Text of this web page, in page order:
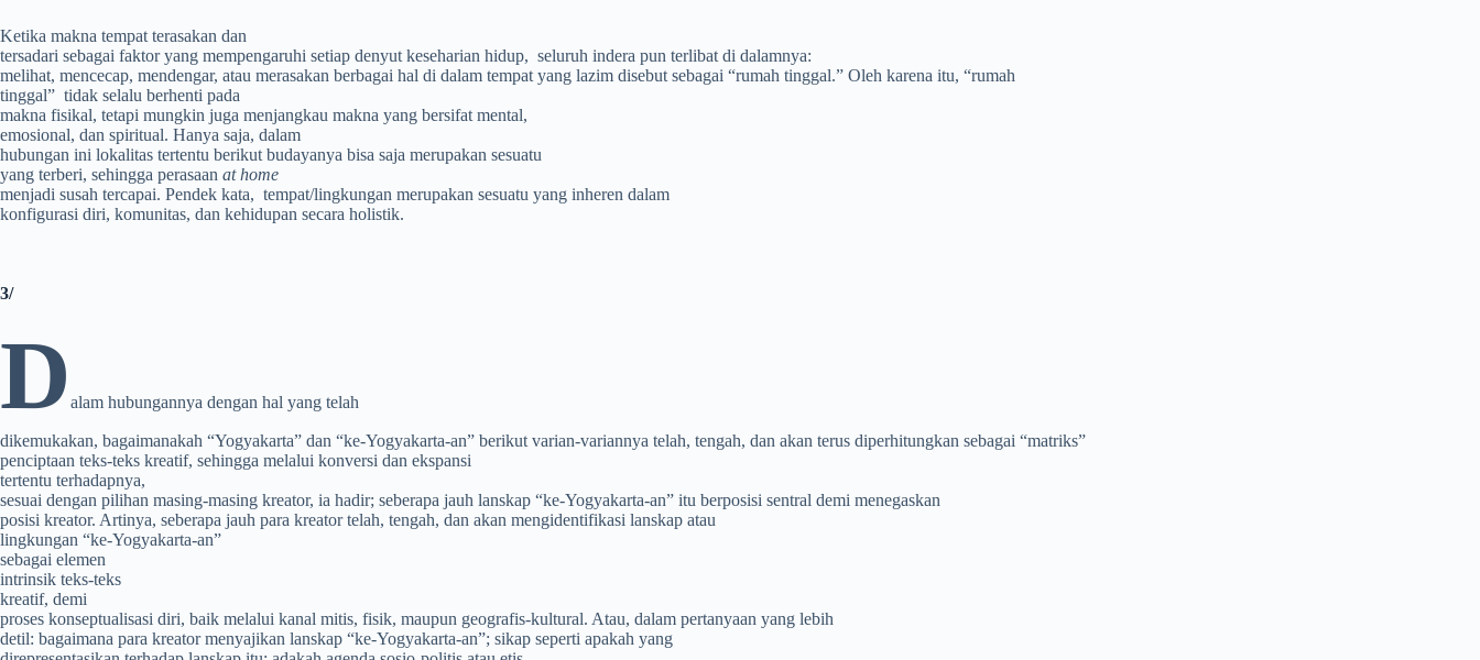
Ketika makna tempat terasakan dan
tersadari sebagai faktor yang mempengaruhi setiap denyut keseharian hidup, seluruh indera pun terlibat di dalamnya:
melihat, mencecap, mendengar, atau merasakan berbagai hal di dalam tempat yang lazim disebut sebagai “rumah tinggal.” Oleh karena itu, “rumah
tinggal” tidak selalu berhenti pada
makna fisikal, tetapi mungkin juga menjangkau makna yang bersifat mental,
emosional, dan spiritual. Hanya saja, dalam
hubungan ini lokalitas tertentu berikut budayanya bisa saja merupakan sesuatu
yang terberi, sehingga perasaan at home
menjadi susah tercapai. Pendek kata, tempat/lingkungan merupakan sesuatu yang inheren dalam
konfigurasi diri, komunitas, dan kehidupan secara holistik.
3/
D alam hubungannya dengan hal yang telah
dikemukakan, bagaimanakah “Yogyakarta” dan “ke-Yogyakarta-an” berikut varian-variannya telah, tengah, dan akan terus diperhitungkan sebagai “matriks”
penciptaan teks-teks kreatif, sehingga melalui konversi dan ekspansi
tertentu terhadapnya,
sesuai dengan pilihan masing-masing kreator, ia hadir; seberapa jauh lanskap “ke-Yogyakarta-an” itu berposisi sentral demi menegaskan
posisi kreator. Artinya, seberapa jauh para kreator telah, tengah, dan akan mengidentifikasi lanskap atau
lingkungan “ke-Yogyakarta-an”
sebagai elemen
intrinsik teks-teks
kreatif, demi
proses konseptualisasi diri, baik melalui kanal mitis, fisik, maupun geografis-kultural. Atau, dalam pertanyaan yang lebih
detil: bagaimana para kreator menyajikan lanskap “ke-Yogyakarta-an”; sikap seperti apakah yang